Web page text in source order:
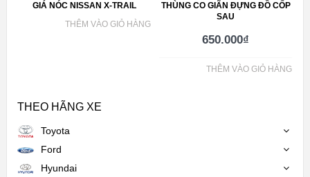
GIÁ NÓC NISSAN X-TRAIL
THÊM VÀO GIỎ HÀNG
THÙNG CO GIÃN ĐỰNG ĐỒ CỐP
SAU
650.000₫
THÊM VÀO GIỎ HÀNG
THEO HÃNG XE
Toyota
Ford
Hyundai